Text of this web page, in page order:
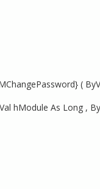
(
hModule As Long ,